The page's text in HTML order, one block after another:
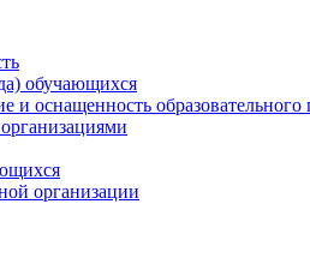
обучающихся
и оснащенность образовательного
организации